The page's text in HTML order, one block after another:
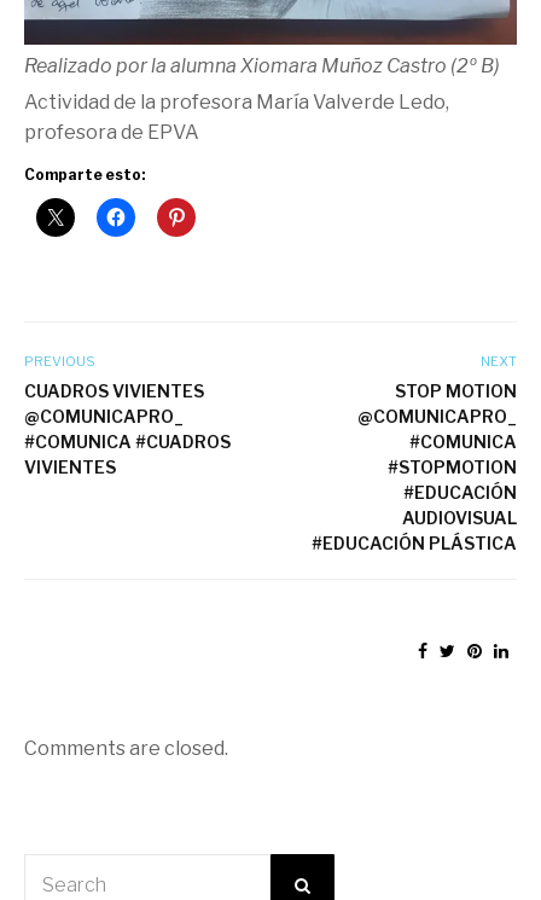
Realizado por la alumna Xiomara Muñoz Castro (2º B)
Actividad de la profesora María Valverde Ledo,
profesora de EPVA
Comparte esto:
PREVIOUS
CUADROS VIVIENTES
@COMUNICAPRO_
#COMUNICA #CUADROS
VIVIENTES
NEXT
STOP MOTION
@COMUNICAPRO_
#COMUNICA
#STOPMOTION
#EDUCACIÓN
AUDIOVISUAL
#EDUCACIÓN PLÁSTICA
Comments are closed.